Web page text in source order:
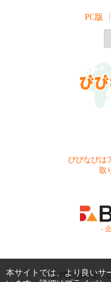
PC版
びびなびは
取
-
お問い合わせ
本サイトでは、より良いサ